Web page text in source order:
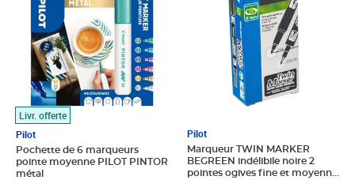
Livr. offerte
Pilot
Pochette de 6 marqueurs
pointe moyenne PILOT PINTOR
métal
Pilot
Marqueur TWIN MARKER
BEGREEN indélibile noire 2
pointes ogives fine et moyenne